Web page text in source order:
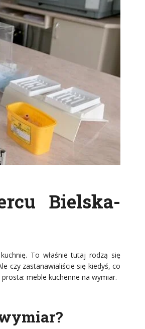
Bielska-
To właśnie tutaj rodzą się
czy zastanawialiście się kiedyś, co
meble kuchenne na wymiar.